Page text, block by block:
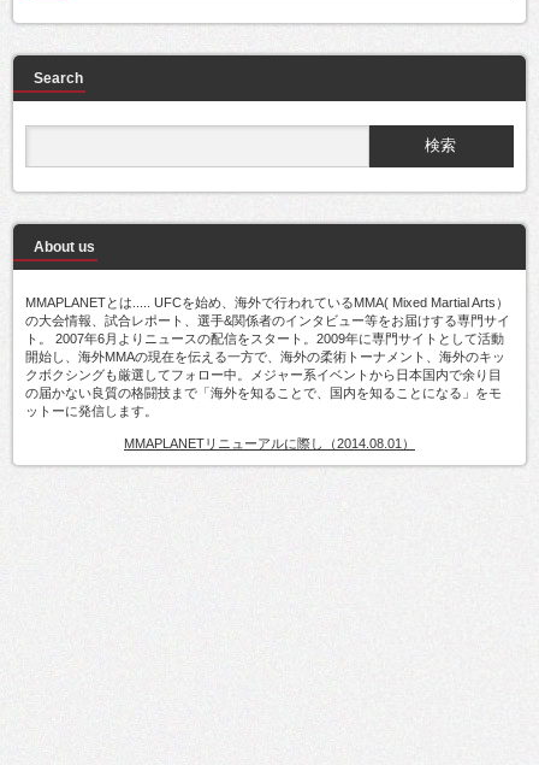
Search
About us
MMAPLANETとは..... UFCを始め、海外で行われているMMA( Mixed Martial Arts）
の大会情報、試合レポート、選手&関係者のインタビュー等をお届けする専門サイ
ト。 2007年6月よりニュースの配信をスタート。2009年に専門サイトとして活動
開始し、海外MMAの現在を伝える一方で、海外の柔術トーナメント、海外のキッ
クボクシングも厳選してフォロー中。メジャー系イベントから日本国内で余り目
の届かない良質の格闘技まで「海外を知ることで、国内を知ることになる」をモ
ットーに発信します。
MMAPLANETリニューアルに際し（2014.08.01）